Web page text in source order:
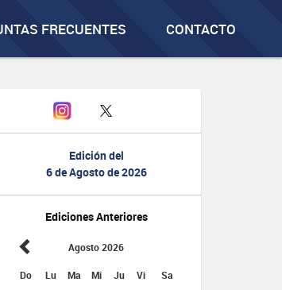
FRECUENTES CONTACTO
Edición del
6 de Agosto de 2026
Ediciones Anteriores
Agosto 2026
Do Lu Ma Mi Ju Vi Sa